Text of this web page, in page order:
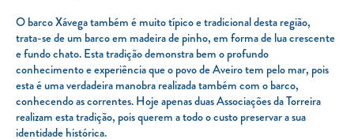
O barco Xávega também é muito típico e tradicional desta região,
trata-se de um barco em madeira de pinho, em forma de lua crescente
e fundo chato. Esta tradição demonstra bem o profundo
conhecimento e experiência que o povo de Aveiro tem pelo mar, pois
esta é uma verdadeira manobra realizada também com o barco,
conhecendo as correntes. Hoje apenas duas Associações da Torreira
realizam esta tradição, pois querem a todo o custo preservar a sua
identidade histórica.